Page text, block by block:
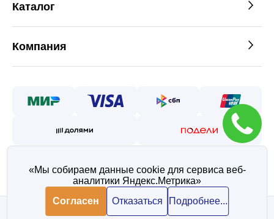
1 122 ₽/ шт В корзину
1 122 ₽/ шт В корзину
Каталог
Компания
©2026 — Таврос интернет
магазин металлопроката
Политика конфиденциальности
Согласие на обработку персональных данных
«Мы собираем данные cookie для сервиса веб-
аналитики Яндекс.Метрика»
Согласен
Отказаться Подробнее...